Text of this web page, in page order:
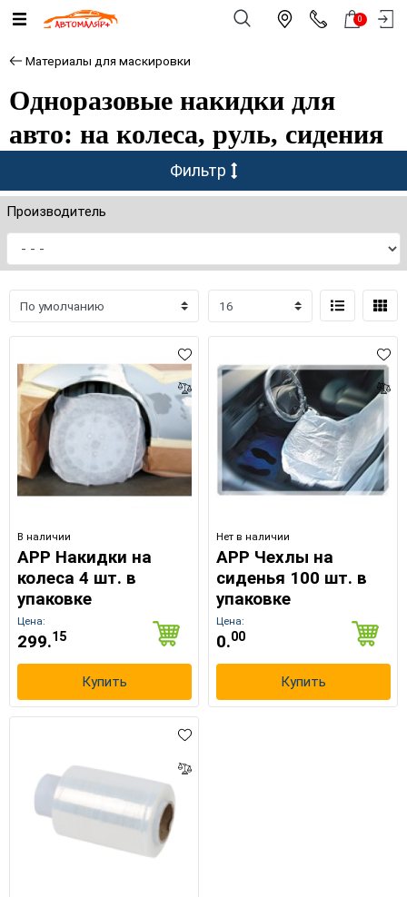
0
Материалы для маскировки
Одноразовые накидки для
авто: на колеса, руль, сидения
Фильтр
Производитель
В наличии
APP Накидки на
колеса 4 шт. в
упаковке
Цена:
299.15
Купить
Нет в наличии
APP Чехлы на
сиденья 100 шт. в
упаковке
Цена:
0.00
Купить